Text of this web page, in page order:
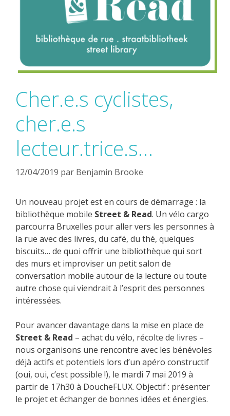
Cher.e.s cyclistes,
cher.e.s
lecteur.trice.s…
12/04/2019 par Benjamin Brooke
Un nouveau projet est en cours de démarrage : la
bibliothèque mobile Street & Read. Un vélo cargo
parcourra Bruxelles pour aller vers les personnes à
la rue avec des livres, du café, du thé, quelques
biscuits… de quoi offrir une bibliothèque qui sort
des murs et improviser un petit salon de
conversation mobile autour de la lecture ou toute
autre chose qui viendrait à l’esprit des personnes
intéressées.
Pour avancer davantage dans la mise en place de
Street & Read – achat du vélo, récolte de livres –
nous organisons une rencontre avec les bénévoles
déjà actifs et potentiels lors d’un apéro constructif
(oui, oui, c’est possible !), le mardi 7 mai 2019 à
partir de 17h30 à DoucheFLUX. Objectif : présenter
le projet et échanger de bonnes idées et énergies.